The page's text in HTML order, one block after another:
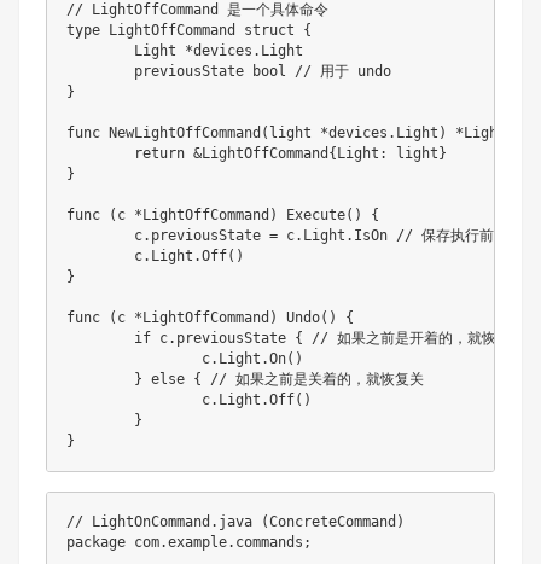
// LightOffCommand 是一个具体命令
type LightOffCommand struct
{
	Light
*devices . Light
	previousState
bool
// 用于 undo
}
func NewLightOffCommand ( light *devices . Light ) *
return &LightOffCommand { Light : light }
}
func ( c * LightOffCommand ) Execute( )
{
	c
. previousState = c. Light . IsOn // 保存执行前的状态
	c
. Light .Off( )
}
func ( c * LightOffCommand ) Undo( )
{
if c. previousState {
// 如果之前是开着的，就恢复开
		c
. Light .On( )
} else {
// 如果之前是关着的，就恢复关
		c
. Light .Off( )
}
}
// LightOnCommand.java (ConcreteCommand)
package com.example. commands ;